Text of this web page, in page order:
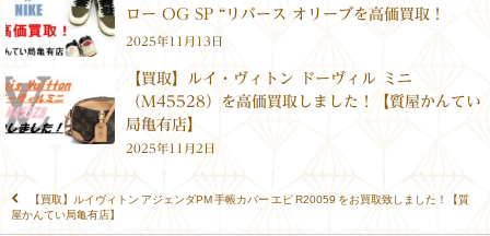
ロー OG SP “リバース オリーブを高価買取！
2025年11月13日
【買取】ルイ・ヴィトン ドーヴィル ミニ
（M45528）を高価買取しました！【質屋かんてい
局亀有店】
2025年11月2日
【買取】ルイヴィトン アジェンダPM 手帳カバー エピ R20059 をお買取致しました！【質
屋かんてい局亀有店】